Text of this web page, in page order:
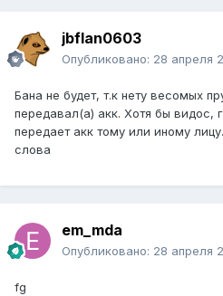
jbflan0603
Опубликовано: 28 апреля
Бана не будет, т.к нету весомых
передавал(а) акк. Хотя бы видос,
передает акк тому или иному
слова
em_mda
Опубликовано: 28 апреля
fg